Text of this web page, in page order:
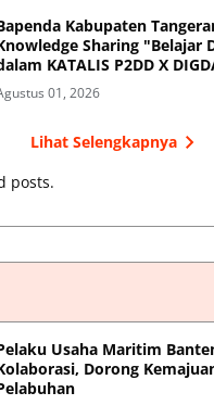
Kabupaten
Sharing "Belajar
KATALIS P2DD X
01, 2026
Lihat Selengkapnya
posts.
Usaha Maritim
Dorong